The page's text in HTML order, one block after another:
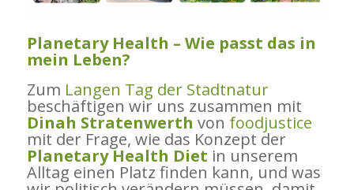
Planetary Health – Wie passt das in
mein Leben?
Zum Langen Tag der Stadtnatur
beschäftigen wir uns zusammen mit
Dinah Stratenwerth von foodjustice
mit der Frage, wie das Konzept der
Planetary Health Diet in unserem
Alltag einen Platz finden kann, und was